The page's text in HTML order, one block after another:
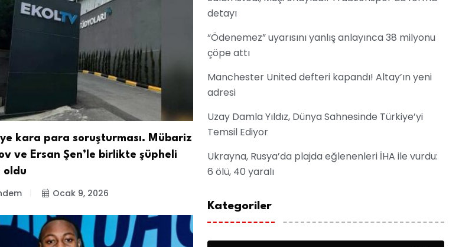
kara para soruşturması. Mübariz
ve Ersan Şen’le birlikte şüpheli
oldu
Ocak 9, 2026
detayı
“Ödenemez” uyarısını yanlış anlayınca 38 milyonu
çöpe attı
Manchester United defteri kapandı! Altay’ın yeni
adresi
Uzay Damla Yıldız, Dünya Sahnesinde Türkiye’yi
Temsil Ediyor
Ukrayna, Rusya’da plajda eğlenenleri İHA ile vurdu:
6 ölü, 40 yaralı
Kategoriler